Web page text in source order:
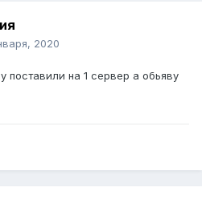
2020
поставили на 1 сервер а обьяву